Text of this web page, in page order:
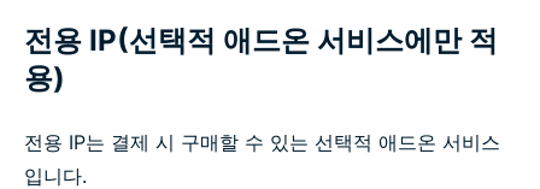
전용 IP(선택적 애드온 서비스에만 적
용)
전용 IP는 결제 시 구매할 수 있는 선택적 애드온 서비스
입니다.